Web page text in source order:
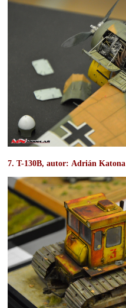
7. T-130B, autor: Adrián Katona